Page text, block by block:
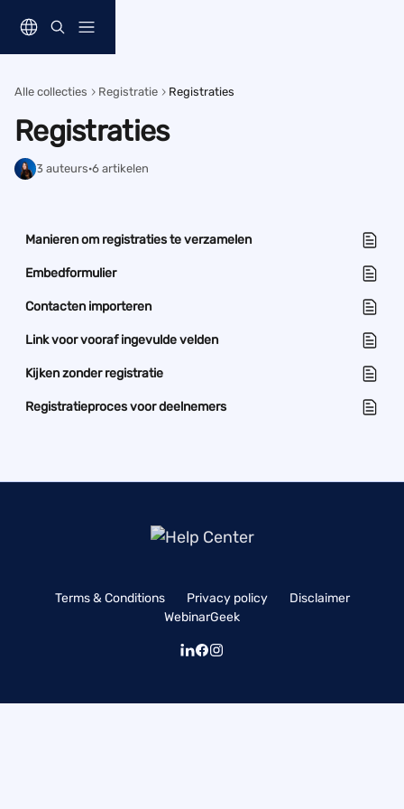
Alle collecties Registratie Registraties
Registraties
3 auteurs·6 artikelen
Manieren om registraties te verzamelen
Embedformulier
Contacten importeren
Link voor vooraf ingevulde velden
Kijken zonder registratie
Registratieproces voor deelnemers
Terms & Conditions Privacy policy
Disclaimer
WebinarGeek